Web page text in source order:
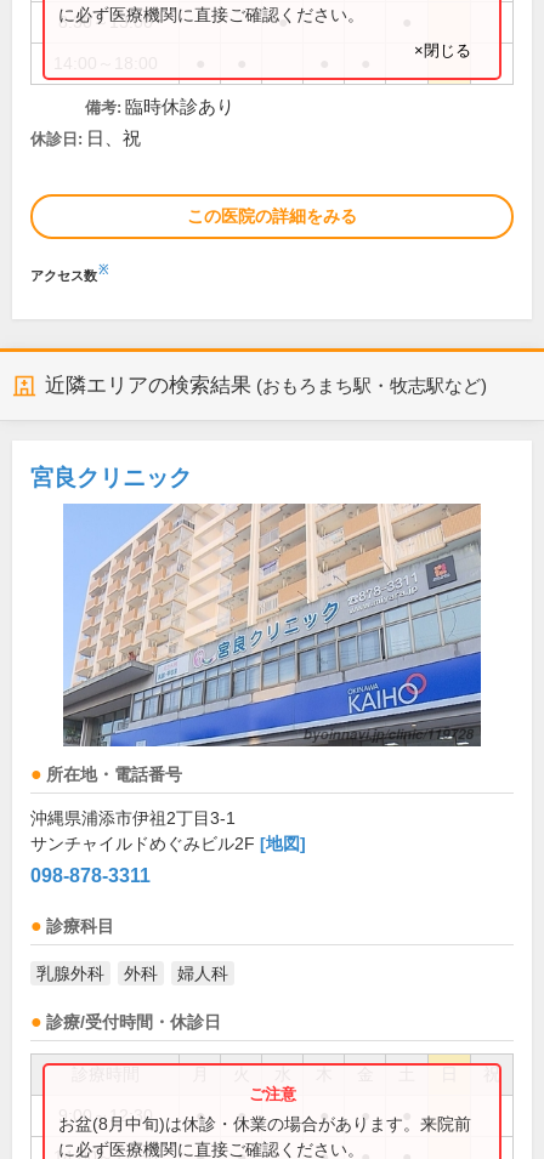
8:30～13:00 ●
に必ず医療機関に直接ご確認ください。
×閉じる
備考: 臨時休診あり
休診日: 日、祝
この医院の詳細をみる
アクセス数※
近隣エリアの検索結果 (おもろまち駅・牧志駅など)
宮良クリニック
所在地・電話番号
沖縄県浦添市伊祖2丁目3-1
サンチャイルドめぐみビル2F [地図]
098-878-3311
診療科目
乳腺外科 外科 婦人科
診療/受付時間・休診日
祝
9:00～12:30 ● ● ● ●
お盆(8月中旬)は休診・休業の場合があります。来院前
に必ず医療機関に直接ご確認ください。